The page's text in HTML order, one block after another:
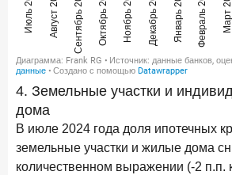
4. Земельные участки и
дома
В июле 2024 года доля ипотечных
земельные участки и жилые дома
количественном выражении (-2 п.п.